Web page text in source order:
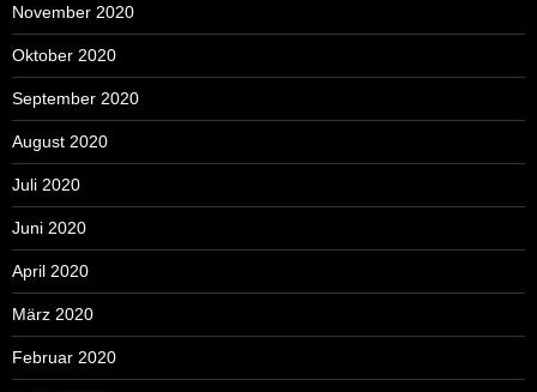
November 2020
Oktober 2020
September 2020
August 2020
Juli 2020
Juni 2020
April 2020
März 2020
Februar 2020